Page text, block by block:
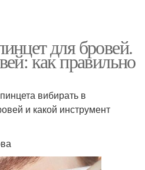
для бровей.
как правильно
вибирать в
и какой инструмент